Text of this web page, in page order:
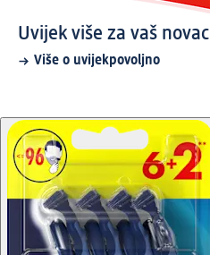
Uvijek više za vaš novac
Više o uvijekpovoljno